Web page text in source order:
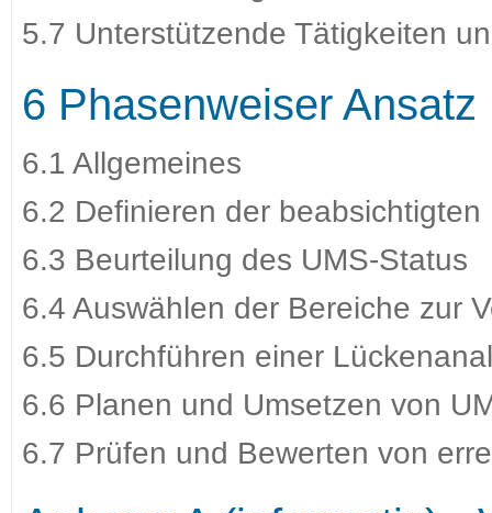
5.7 Unterstützende Tätigkeiten
6 Phasenweiser Ansatz
6.1 Allgemeines
6.2 Definieren der
6.3 Beurteilung des UMS-Status
6.4 Auswählen der Bereiche zur
6.5 Durchführen einer
6.6 Planen und Umsetzen von
6.7 Prüfen und Bewerten von